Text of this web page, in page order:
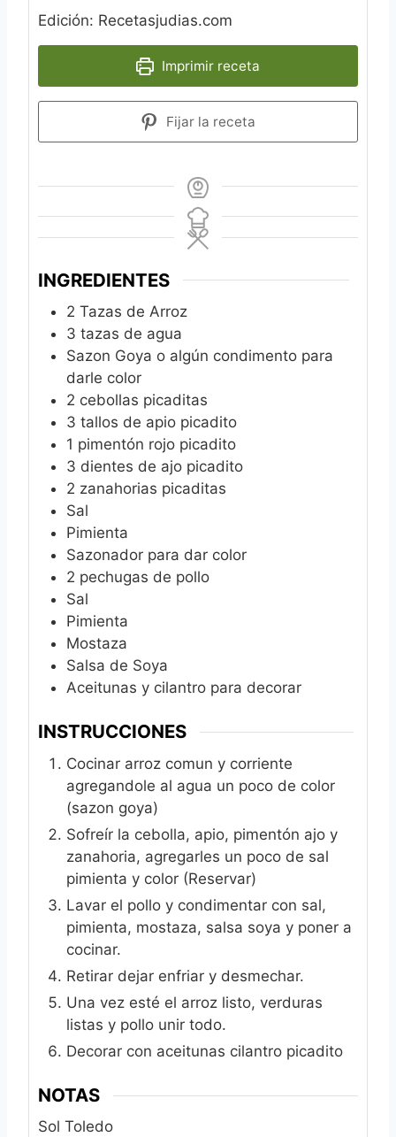
Edición: Recetasjudias.com
Imprimir receta
Fijar la receta
INGREDIENTES
2 Tazas de Arroz
3 tazas de agua
Sazon Goya o algún condimento para
darle color
2 cebollas picaditas
3 tallos de apio picadito
1 pimentón rojo picadito
3 dientes de ajo picadito
2 zanahorias picaditas
Sal
Pimienta
Sazonador para dar color
2 pechugas de pollo
Sal
Pimienta
Mostaza
Salsa de Soya
Aceitunas y cilantro para decorar
INSTRUCCIONES
Cocinar arroz comun y corriente
agregandole al agua un poco de color
(sazon goya)
Sofreír la cebolla, apio, pimentón ajo y
zanahoria, agregarles un poco de sal
pimienta y color (Reservar)
Lavar el pollo y condimentar con sal,
pimienta, mostaza, salsa soya y poner a
cocinar.
Retirar dejar enfriar y desmechar.
Una vez esté el arroz listo, verduras
listas y pollo unir todo.
Decorar con aceitunas cilantro picadito
NOTAS
Sol Toledo